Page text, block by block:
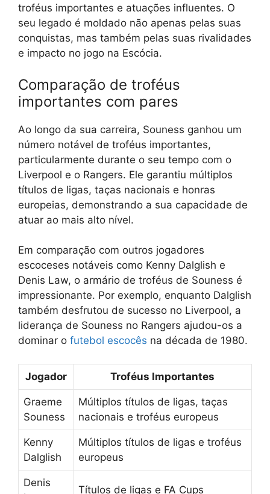
troféus importantes e atuações influentes. O
seu legado é moldado não apenas pelas suas
conquistas, mas também pelas suas rivalidades
e impacto no jogo na Escócia.
Comparação de troféus
importantes com pares
Ao longo da sua carreira, Souness ganhou um
número notável de troféus importantes,
particularmente durante o seu tempo com o
Liverpool e o Rangers. Ele garantiu múltiplos
títulos de ligas, taças nacionais e honras
europeias, demonstrando a sua capacidade de
atuar ao mais alto nível.
Em comparação com outros jogadores
escoceses notáveis como Kenny Dalglish e
Denis Law, o armário de troféus de Souness é
impressionante. Por exemplo, enquanto Dalglish
também desfrutou de sucesso no Liverpool, a
liderança de Souness no Rangers ajudou-os a
dominar o futebol escocês na década de 1980.
Jogador Troféus Importantes
Graeme
Souness
Múltiplos títulos de ligas, taças
nacionais e troféus europeus
Kenny
Dalglish
Múltiplos títulos de ligas e troféus
europeus
Denis
Títulos de ligas e FA Cups